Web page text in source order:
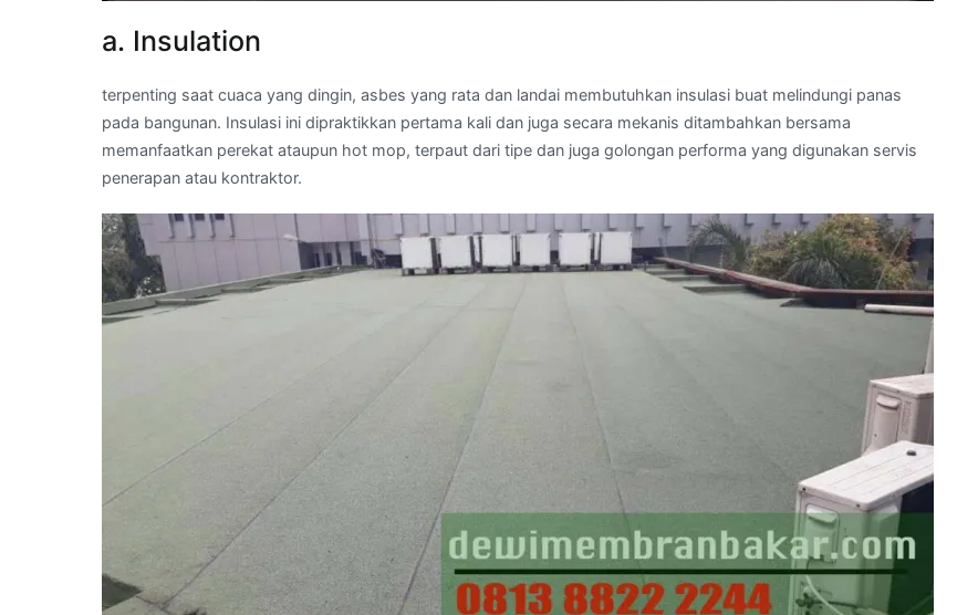
a. Insulation
terpenting saat cuaca yang dingin, asbes yang rata dan landai membutuhkan insulasi buat melindungi panas
pada bangunan. Insulasi ini dipraktikkan pertama kali dan juga secara mekanis ditambahkan bersama
memanfaatkan perekat ataupun hot mop, terpaut dari tipe dan juga golongan performa yang digunakan servis
penerapan atau kontraktor.